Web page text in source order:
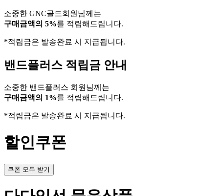
소중한 GNC골드회원님께는
구매금액의 5%를 적립해드립니다.
*적립금은 발송완료 시 지급됩니다.
밴드플러스 적립금 안내
소중한 밴드플러스 회원님께는
구매금액의 1%를 적립해드립니다.
*적립금은 발송완료 시 지급됩니다.
할인쿠폰
쿠폰 모두 받기